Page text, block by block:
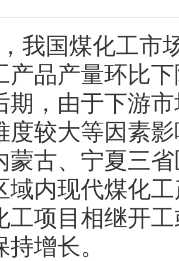
我国煤化工市
产品产量环比
期，由于下游
度较大等因素
蒙古、宁夏三
域内现代煤化
工项目相继开
增长。